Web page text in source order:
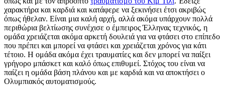
χαρακτήρα και καρδιά και κατάφερε να ξεκινήσει έτσι ακριβώς
όπως ήθελαν. Είναι μια καλή αρχή, αλλά ακόμα υπάρχουν πολλά
περιθώρια βελτίωσης συνέχισε ο έμπειρος Έλληνας τεχνικός, η
ομάδα χρειάζεται ακόμα αρκετή δουλειά για να φτάσει στο επίπεδο
που πρέπει και μπορεί να φτάσει και χρειάζεται χρόνος για κάτι
τέτοιο. Η ομάδα ακόμα έχει τραυματίες και δεν μπορεί να παίξει
γρήγορο μπάσκετ και καλό όπως επιθυμεί. Στόχος του είναι να
παίζει η ομάδα βάση πλάνου και με καρδιά και να αποκτήσει ο
Ολυμπιακός αυτοματισμούς.